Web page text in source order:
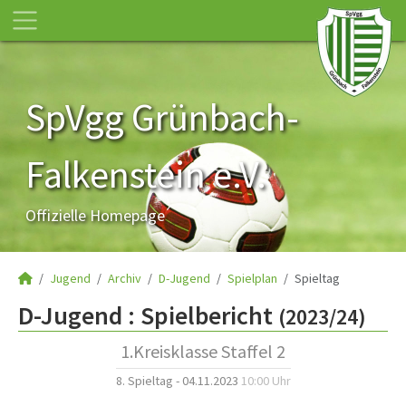
SpVgg Grünbach-
Falkenstein e.V.
Offizielle Homepage
Jugend Archiv D-Jugend Spielplan Spieltag
D-Jugend : Spielbericht (2023/24)
1.Kreisklasse Staffel 2
8. Spieltag - 04.11.2023 10:00 Uhr